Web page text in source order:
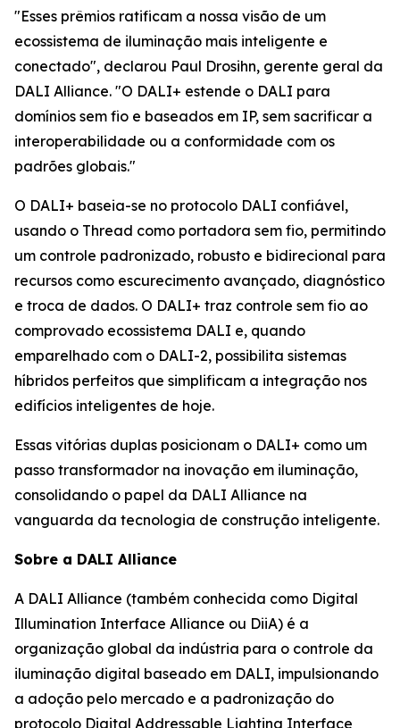
"Esses prêmios ratificam a nossa visão de um
ecossistema de iluminação mais inteligente e
conectado", declarou Paul Drosihn, gerente geral da
DALI Alliance. "O DALI+ estende o DALI para
domínios sem fio e baseados em IP, sem sacrificar a
interoperabilidade ou a conformidade com os
padrões globais."
O DALI+ baseia-se no protocolo DALI confiável,
usando o Thread como portadora sem fio, permitindo
um controle padronizado, robusto e bidirecional para
recursos como escurecimento avançado, diagnóstico
e troca de dados. O DALI+ traz controle sem fio ao
comprovado ecossistema DALI e, quando
emparelhado com o DALI-2, possibilita sistemas
híbridos perfeitos que simplificam a integração nos
edifícios inteligentes de hoje.
Essas vitórias duplas posicionam o DALI+ como um
passo transformador na inovação em iluminação,
consolidando o papel da DALI Alliance na
vanguarda da tecnologia de construção inteligente.
Sobre a DALI Alliance
A DALI Alliance (também conhecida como Digital
Illumination Interface Alliance ou DiiA) é a
organização global da indústria para o controle da
iluminação digital baseado em DALI, impulsionando
a adoção pelo mercado e a padronização do
protocolo Digital Addressable Lighting Interface